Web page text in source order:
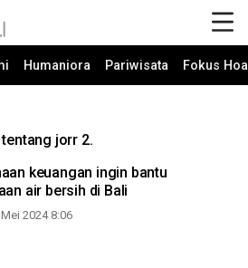
Humaniora Pariwisata Fokus
jorr 2.
keuangan ingin bantu
air bersih di Bali
2024 8:06